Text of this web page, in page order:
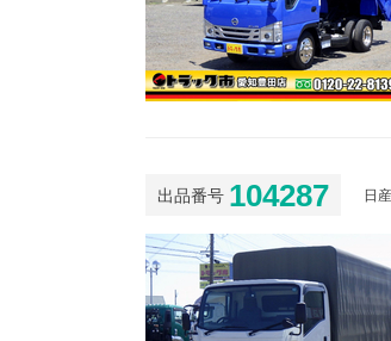
出品番号 104287 日